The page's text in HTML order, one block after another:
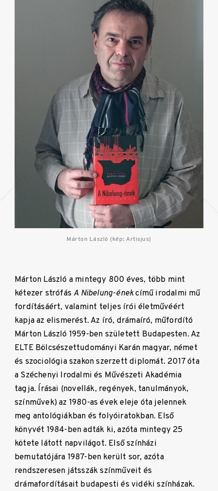
Márton László (kép: Artisjus)
Márton László a mintegy 800 éves, több mint
kétezer strófás A Nibelung-énekcímű irodalmi mű
fordításáért, valamint teljes írói életművéért
kapja az elismerést. Az író, drámaíró, műfordító
Márton László 1959-ben született Budapesten. Az
ELTE Bölcsészettudományi Karán magyar, német
és szociológia szakon szerzett diplomát. 2017 óta
a Széchenyi Irodalmi és Művészeti Akadémia
tagja. Írásai (novellák, regények, tanulmányok,
színművek) az 1980-as évek eleje óta jelennek
meg antológiákban és folyóiratokban. Első
könyvét 1984-ben adták ki, azóta mintegy 25
kötete látott napvilágot. Első színházi
bemutatójára 1987-ben került sor, azóta
rendszeresen játsszák színműveit és
drámafordításait budapesti és vidéki színházak.